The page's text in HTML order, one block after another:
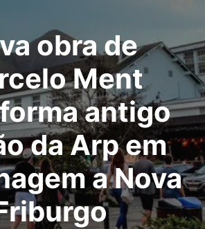
obra de
Ment
antigo
da Arp em
a Nova